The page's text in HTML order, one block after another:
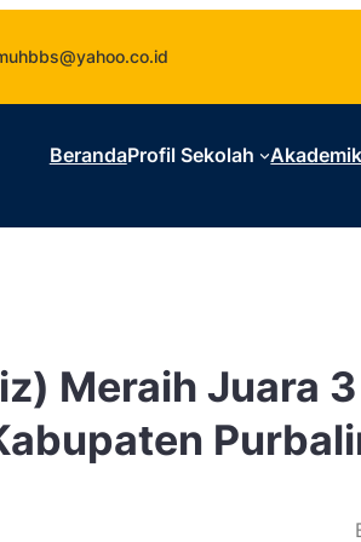
BerandaProfil Sekolah Akademik
Meraih Juara